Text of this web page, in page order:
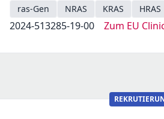
ras-Gen NRAS KRAS HRAS
2024-513285-19-00 Zum EU